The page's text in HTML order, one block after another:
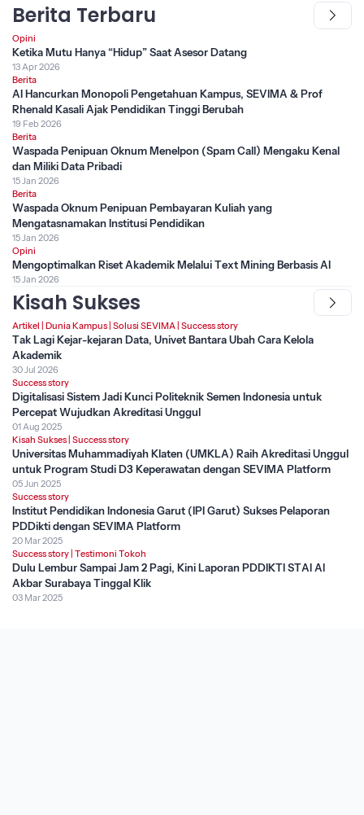
Berita Terbaru
Opini
Ketika Mutu Hanya “Hidup” Saat Asesor Datang
13 Apr 2026
Berita
AI Hancurkan Monopoli Pengetahuan Kampus, SEVIMA & Prof
Rhenald Kasali Ajak Pendidikan Tinggi Berubah
19 Feb 2026
Berita
Waspada Penipuan Oknum Menelpon (Spam Call) Mengaku Kenal
dan Miliki Data Pribadi
15 Jan 2026
Berita
Waspada Oknum Penipuan Pembayaran Kuliah yang
Mengatasnamakan Institusi Pendidikan
15 Jan 2026
Opini
Mengoptimalkan Riset Akademik Melalui Text Mining Berbasis AI
15 Jan 2026
Kisah Sukses
Artikel | Dunia Kampus | Solusi SEVIMA | Success story
Tak Lagi Kejar-kejaran Data, Univet Bantara Ubah Cara Kelola
Akademik
30 Jul 2026
Success story
Digitalisasi Sistem Jadi Kunci Politeknik Semen Indonesia untuk
Percepat Wujudkan Akreditasi Unggul
01 Aug 2025
Kisah Sukses | Success story
Universitas Muhammadiyah Klaten (UMKLA) Raih Akreditasi Unggul
untuk Program Studi D3 Keperawatan dengan SEVIMA Platform
05 Jun 2025
Success story
Institut Pendidikan Indonesia Garut (IPI Garut) Sukses Pelaporan
PDDikti dengan SEVIMA Platform
20 Mar 2025
Success story | Testimoni Tokoh
Dulu Lembur Sampai Jam 2 Pagi, Kini Laporan PDDIKTI STAI Al
Akbar Surabaya Tinggal Klik
03 Mar 2025